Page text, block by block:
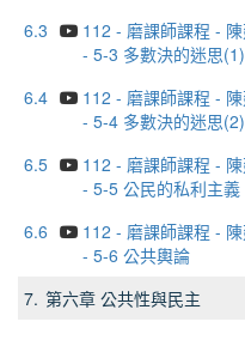
6.3
112 - 磨課師課程 -
- 5-3 多數決的迷思(1)
6.4
112 - 磨課師課程 -
- 5-4 多數決的迷思(2)
6.5
112 - 磨課師課程 -
- 5-5 公民的私利主義
6.6
112 - 磨課師課程 -
- 5-6 公共輿論
7. 第六章 公共性與民主